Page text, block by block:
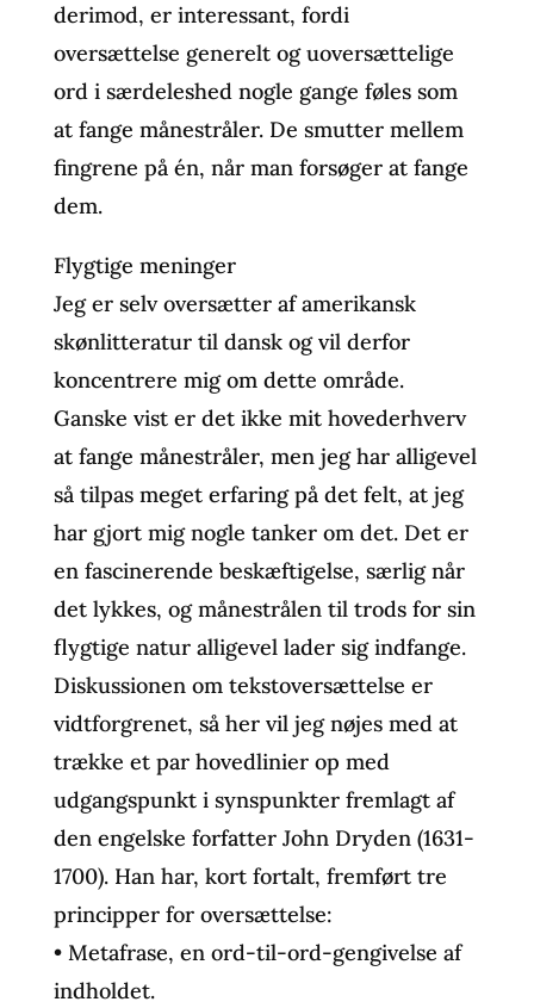
derimod, er interessant, fordi
oversættelse generelt og uoversættelige
ord i særdeleshed nogle gange føles som
at fange månestråler. De smutter mellem
fingrene på én, når man forsøger at fange
dem.
Flygtige meninger
Jeg er selv oversætter af amerikansk
skønlitteratur til dansk og vil derfor
koncentrere mig om dette område.
Ganske vist er det ikke mit hovederhverv
at fange månestråler, men jeg har alligevel
så tilpas meget erfaring på det felt, at jeg
har gjort mig nogle tanker om det. Det er
en fascinerende beskæftigelse, særlig når
det lykkes, og månestrålen til trods for sin
flygtige natur alligevel lader sig indfange.
Diskussionen om tekstoversættelse er
vidtforgrenet, så her vil jeg nøjes med at
trække et par hovedlinier op med
udgangspunkt i synspunkter fremlagt af
den engelske forfatter John Dryden (1631-
1700). Han har, kort fortalt, fremført tre
principper for oversættelse:
• Metafrase, en ord-til-ord-gengivelse af
indholdet.